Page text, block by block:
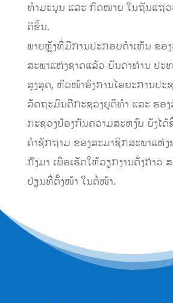
ທໍາມະນູນ ແລະ ກົດໝາຍ ໃນຖັນແຖ
ດີຂຶ້ນ.
ພາຍຫຼັງທີ່ມີການປະກອບຄໍາເຫັນ ຂອ
ສະພາແຫ່ງຊາດແລ້ວ ບັນດາທ່ານ ປະ
ສູງສຸດ, ຫົວໜ້າອົງການໄອຍະການປະ
ລັດຖະມົນຕີກະຊວງຍຸຕິທໍາ ແລະ ຮອ
ກະຊວງປ້ອງກັນຄວາມສະຫງົບ ຍັງໄ
ຄໍາຊັກຖາມ ຂອງສະມາຊິກສະພາແຫ່ງ
ກົງມາ ເພື່ອເຮັດໃຫ້ວຽກງານດັ່ງກ່າວ
ປ່ຽນທີ່ຕັ້ງໜ້າ ໃນຕໍ່ໜ້າ.